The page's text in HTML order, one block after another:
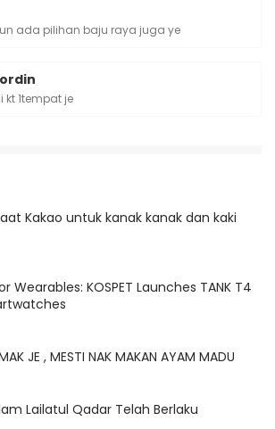
ada pilihan baju raya juga ye
kt 1tempat je
Kakao untuk kanak kanak dan kaki
Wearables: KOSPET Launches TANK T4
JE , MESTI NAK MAKAN AYAM MADU
Lailatul Qadar Telah Berlaku